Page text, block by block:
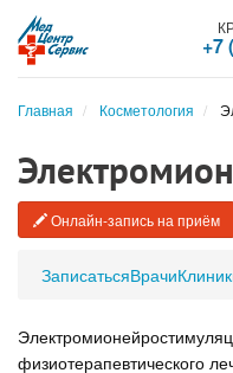
+7
Главная Косметология
Онлайн-запись на приём
ЗаписатьсяВрачи
физиотерапевтического